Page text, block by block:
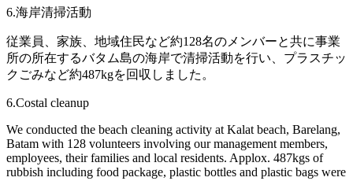
6.海岸清掃活動
従業員、家族、地域住民など約128名のメンバーと共に事業
所の所在するバタム島の海岸で清掃活動を行い、プラスチッ
クごみなど約487kgを回収しました。
6.Costal cleanup
We conducted the beach cleaning activity at Kalat beach, Barelang,
Batam with 128 volunteers involving our management members,
employees, their families and local residents. Applox. 487kgs of
rubbish including food package, plastic bottles and plastic bags were